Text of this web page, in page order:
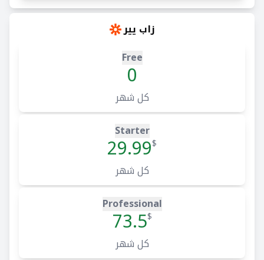
زاب يير
Free
0
كل شهر
Starter
$
29.99
كل شهر
Professional
$
73.5
كل شهر